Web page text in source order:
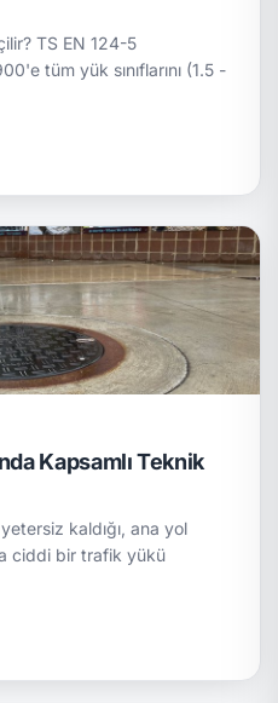
TS EN 124-5
tüm yük sınıflarını (1.5 -
Kapsamlı Teknik
yetersiz kaldığı, ana yol
ciddi bir trafik yükü